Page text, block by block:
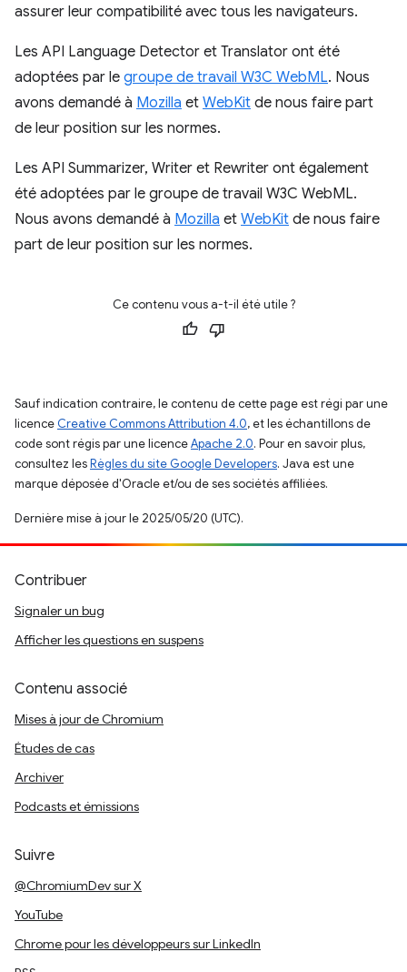
assurer leur compatibilité avec tous les navigateurs.
Les API Language Detector et Translator ont été
adoptées par le groupe de travail W3C WebML. Nous
avons demandé à Mozilla et WebKit de nous faire part
de leur position sur les normes.
Les API Summarizer, Writer et Rewriter ont également
été adoptées par le groupe de travail W3C WebML.
Nous avons demandé à Mozilla et WebKit de nous faire
part de leur position sur les normes.
Ce contenu vous a-t-il été utile ?
Sauf indication contraire, le contenu de cette page est régi par une
licence Creative Commons Attribution 4.0, et les échantillons de
code sont régis par une licenceApache 2.0. Pour en savoir plus,
consultez lesRègles du site Google Developers. Java est une
marque déposée d'Oracle et/ou de ses sociétés affiliées.
Dernière mise à jour le 2025/05/20 (UTC).
Contribuer
Signaler un bug
Afficher les questions en suspens
Contenu associé
Mises à jour de Chromium
Études de cas
Archiver
Podcasts et émissions
Suivre
@ChromiumDev sur X
YouTube
Chrome pour les développeurs sur LinkedIn